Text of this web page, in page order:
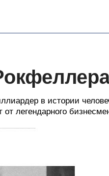
в истории
легендарного